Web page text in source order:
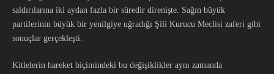
saldırılarına iki aydan fazla bir süredir direnişte. Sağın büyük
partilerinin büyük bir yenilgiye uğradığı Şili Kurucu Meclisi zaferi gibi
sonuçlar gerçekleşti.
Kitlelerin hareket biçimindeki bu değişiklikler aynı zamanda